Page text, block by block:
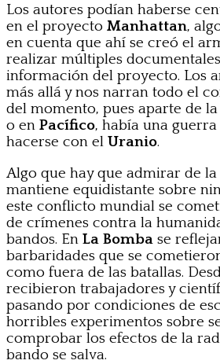
Los autores podían haberse
en el proyecto Manhattan,
en cuenta que ahí se creó el
realizar múltiples
información del proyecto. Los
más allá y nos narran todo el
del momento, pues aparte de
o en Pacífico, había una
hacerse con el Uranio.
Algo que hay que admirar de la
mantiene equidistante sobre
este conflicto mundial se
de crímenes contra la
bandos. En La Bomba se
barbaridades que se
como fuera de las batallas.
recibieron trabajadores y
pasando por condiciones de
horribles experimentos sobre
comprobar los efectos de la
bando se salva.